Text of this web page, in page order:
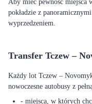
Aby mieć pewność miejsca
pokładzie z
wyprzedzeniem.
Transfer Tczew –
Każdy lot Tczew –
nowoczesne autobusy z
- miejsca, w których